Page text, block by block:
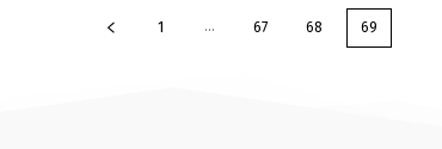
1 ... 67 68 69